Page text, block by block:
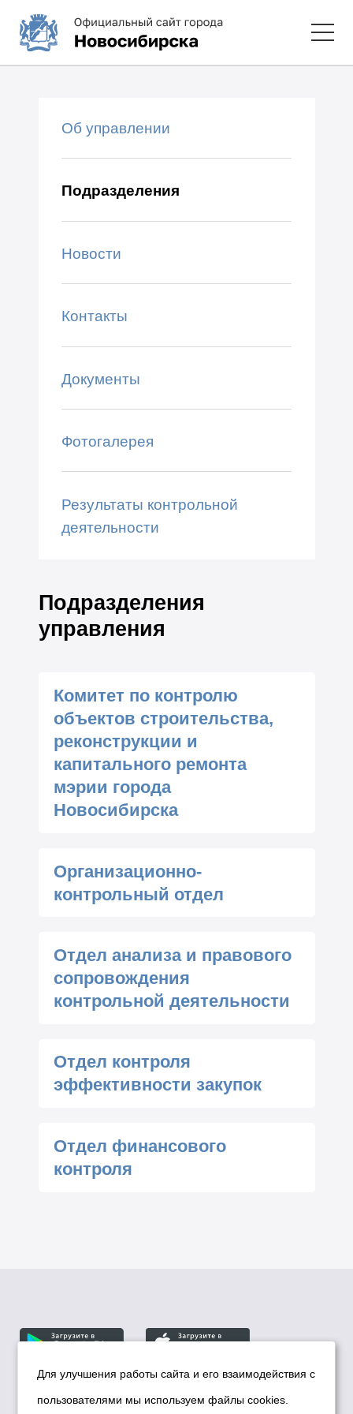
Об управлении
Подразделения
Новости
Контакты
Документы
Фотогалерея
Результаты контрольной
деятельности
Подразделения
управления
Комитет по контролю
объектов строительства,
реконструкции и
капитального ремонта
мэрии города
Новосибирска
Организационно-
контрольный отдел
Отдел анализа и правового
сопровождения
контрольной деятельности
Отдел контроля
эффективности закупок
Отдел финансового
контроля
© Департамент информационной политики мэрии
Для улучшения работы сайта и его взаимодействия с
пользователями мы используем файлы cookies.